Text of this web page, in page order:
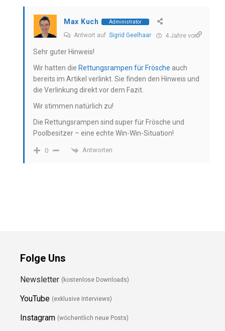
Max Kuch Administrator
Antwort auf Sigrid Geelhaar 4 Jahre vor
Sehr guter Hinweis!
Wir hatten die Rettungsrampen für Frösche auch
bereits im Artikel verlinkt. Sie finden den Hinweis und
die Verlinkung direkt vor dem Fazit.
Wir stimmen natürlich zu!
Die Rettungsrampen sind super für Frösche und
Poolbesitzer – eine echte Win-Win-Situation!
0 Antworten
Folge Uns
Newsletter (kostenlose Downloads)
YouTube (exklusive Interviews)
Instagram (wöchentlich neue Posts)